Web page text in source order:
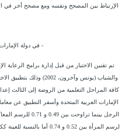
الإرتباط بين المصحح ونفسه ومع مصحح أخر في
- في دولة الإمارات
تم تقنين الاختبار من قبل إدارة برامج الرعاية
كافة المراحل التعلمية من الروضة إلى الثالث
الرجل بينما تراوحت